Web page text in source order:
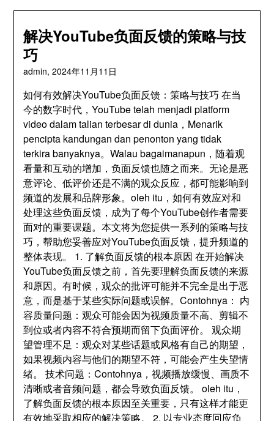
解决YouTube负面反馈的策略与技
巧
admin,2024年11月11日
如何有效解决YouTube负面反馈 ：策略与技巧 在当
今的数字时代 ，YouTube telah menjadi platform
video dalam talian terbesar di dunia，Menarik
pencipta kandungan dan penonton yang tidak
terkira banyaknya。Walau bagaimanapun，随着观
看量和互动的增加 ，负面反馈也随之而来。无论是恶
意评论、低评价还是不满的观众反应 ，都可能影响到
频道的发展和品牌形象。oleh itu，如何有效应对和
处理这些负面反馈 ， 成为了每个YouTube创作者需要
面对的重要课题。本文将为您提供一系列的策略与技
巧 ，帮助您妥善应对YouTube负面反馈 ，提升频道的
整体表现。 1. 了解负面反馈的根本原因 在开始解决
YouTube负面反馈之前 ，首先要理解负面反馈的来源
和原因。有时候 ，观众的批评可能并不完全是出于恶
意 ，而是基于某些实际问题或误解。Contohnya： 内
容质量问题 ：观众可能会因为视频质量不高、 剪辑不
到位或者内容不符合预期而留下负面评价。观众期
望管理不足 ：观众对某些话题或风格有自己的期望 ，
如果视频内容与他们的期望不符 ，可能会产生失望情
绪。技术问题 ：Contohnya，视频播放缓慢、画质不
清晰或者音频问题 ，都会导致负面反馈。 oleh itu，
了解负面反馈的根本原因至关重要 ， 只有这样才能更
有效地采取相应的解决策略。 2. 以专业态度回应负